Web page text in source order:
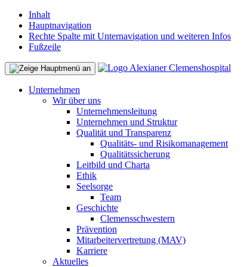
Inhalt
Hauptnavigation
Rechte Spalte mit Unternavigation und weiteren Infos
Fußzeile
Unternehmen
Wir über uns
Unternehmensleitung
Unternehmen und Struktur
Qualität und Transparenz
Qualitäts- und Risikomanagement
Qualitätssicherung
Leitbild und Charta
Ethik
Seelsorge
Team
Geschichte
Clemensschwestern
Prävention
Mitarbeitervertretung (MAV)
Karriere
Aktuelles